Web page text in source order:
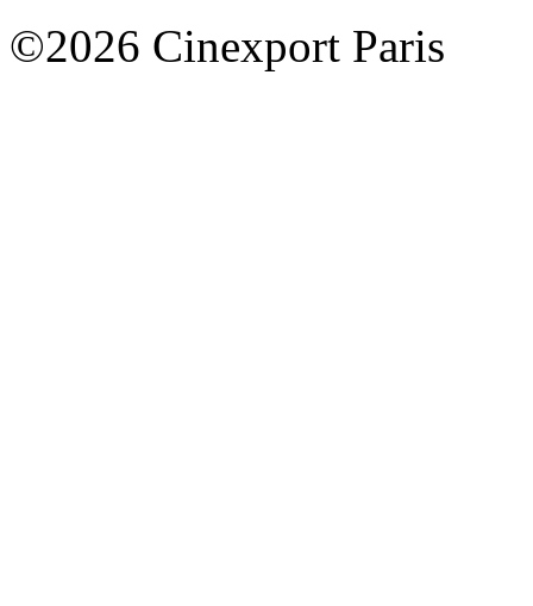
©2026 Cinexport Paris